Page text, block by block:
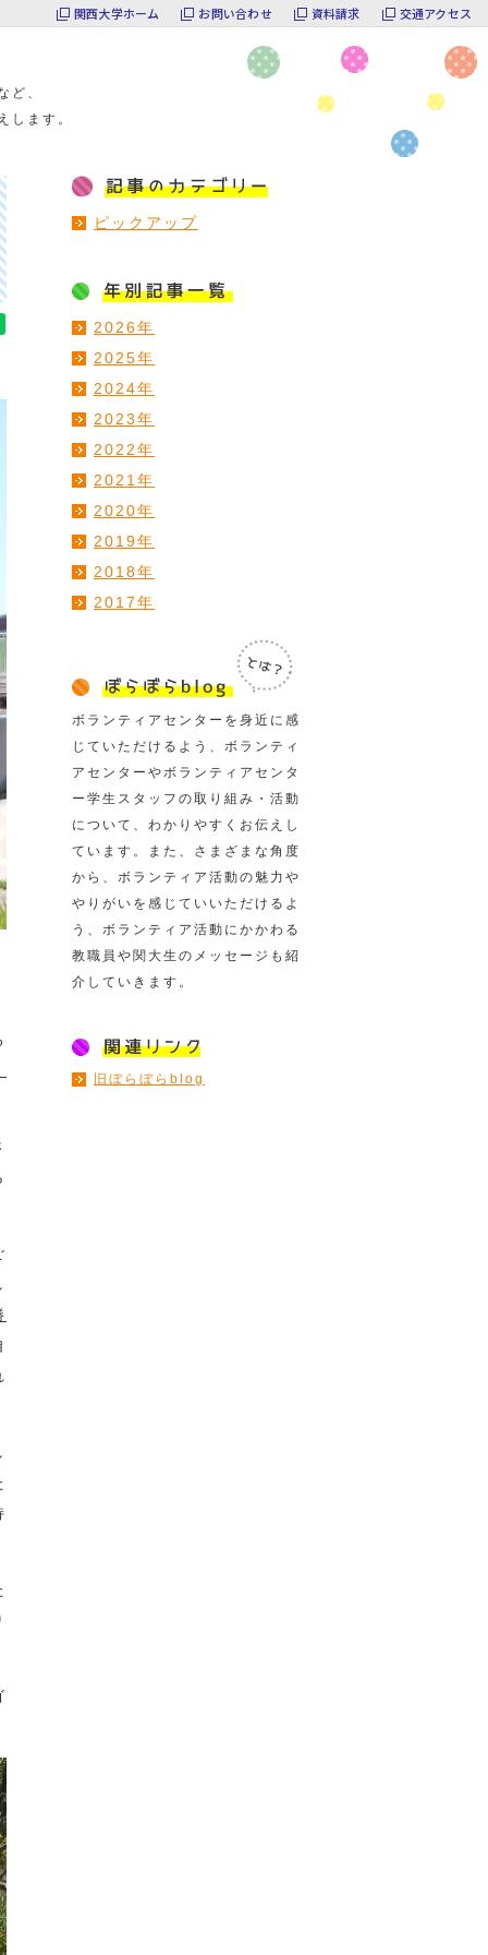
関西大学ホーム お問い合わせ 資料請求 交通アクセス
ど、
します。
ピックアップ
2026年
2025年
2024年
2023年
2022年
2021年
2020年
2019年
2018年
2017年
ボランティアセンターを身近に感
じていただけるよう、ボランティ
アセンターやボランティアセンタ
ー学生スタッフの取り組み・活動
について、わかりやすくお伝えし
ています。また、さまざまな角度
から、ボランティア活動の魅力や
やりがいを感じていいただけるよ
う、ボランティア活動にかかわる
教職員や関大生のメッセージも紹
介していきます。
旧ぼらぼらblog